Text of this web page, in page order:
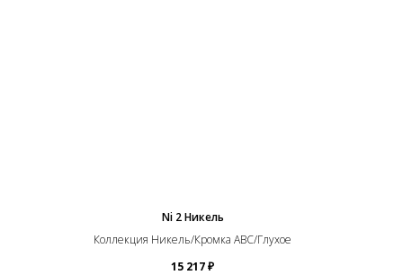
Ni 2 Никель
Коллекция Никель/Кромка ABC/Глухое
15 217₽